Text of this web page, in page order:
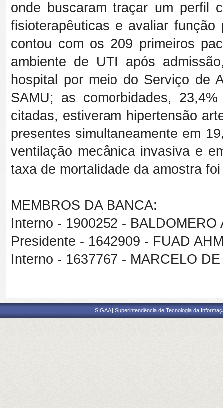
onde buscaram traçar um perfil
fisioterapêuticas e avaliar
contou com os 209 primeiros
ambiente de UTI após
hospital por meio do Serviço de
SAMU; as comorbidades,
citadas, estiveram hipertensão
presentes simultaneamente em
ventilação mecânica invasiva e
taxa de mortalidade da amostra
MEMBROS DA BANCA:
Interno - 1900252 - BALDOMERO
Presidente - 1642909 - FUAD
Interno - 1637767 - MARCELO
SIGAA | Superintendência de Tecnologia da